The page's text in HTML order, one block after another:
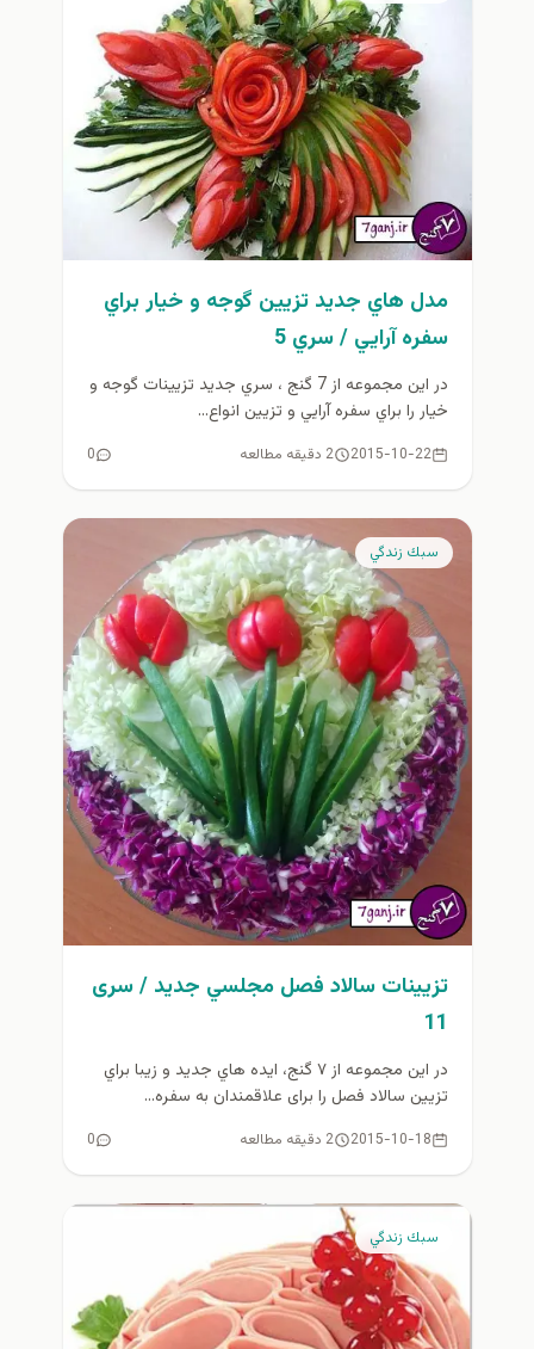
مدل هاي جديد تزيين گوجه و خيار براي
سفره آرايي / سري 5
در اين مجموعه از 7 گنج ، سري جديد تزيينات گوجه و
خيار را براي سفره آرايي و تزيين انواع...
2015-10-22 2 دقیقه مطالعه 0
سبك زندگي
تزیینات سالاد فصل مجلسي جديد / سری
11
در این مجموعه از ۷ گنج، ايده هاي جدید و زيبا براي
تزیین سالاد فصل را برای علاقمندان به سفره...
2015-10-18 2 دقیقه مطالعه 0
سبك زندگي